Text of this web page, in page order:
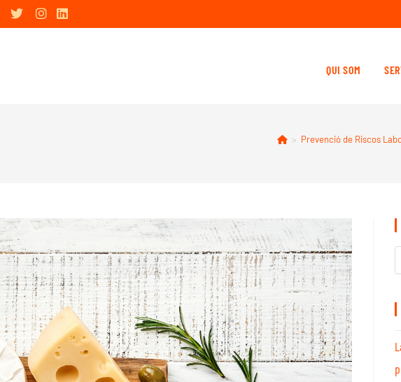
QUI SOM
> Prevenció de Riscos